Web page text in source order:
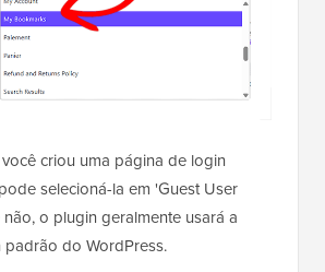
criou uma página de login
selecioná-la em 'Guest User
o plugin geralmente usará a
do WordPress.